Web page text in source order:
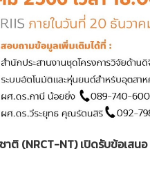
ติ (NRCT-NT) เปิดรับข้อเสน